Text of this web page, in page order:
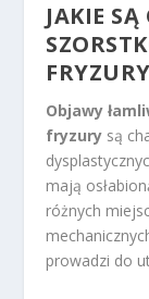
JAKIE
Objawy
fryzury są
mają
różnych
prowadzi do